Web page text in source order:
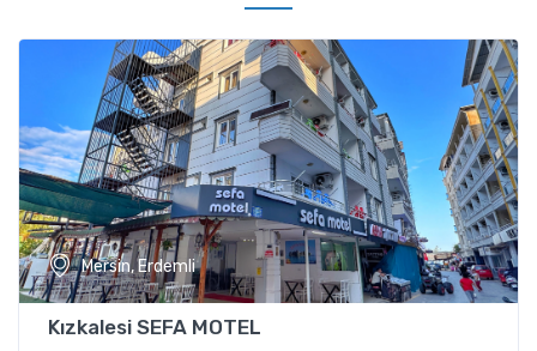
Mersin, Erdemli
Kızkalesi SEFA MOTEL